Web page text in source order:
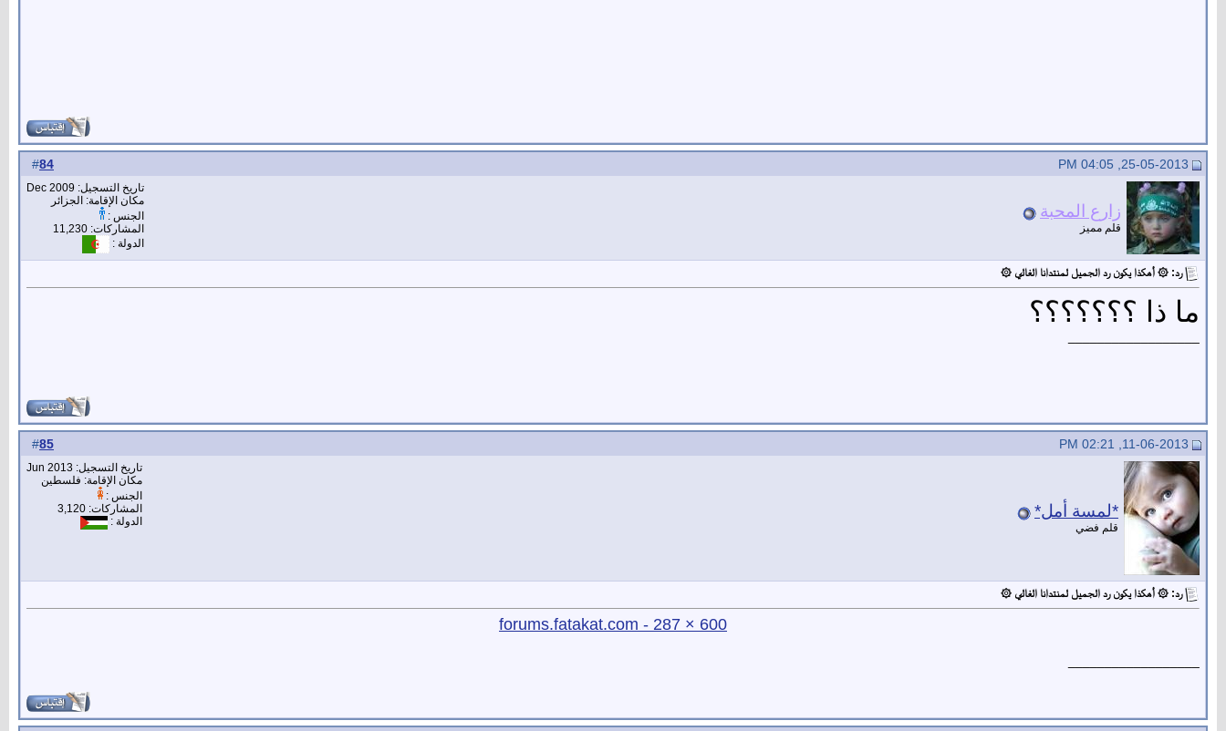
84
زارع المحبة
قلم مميز
تاريخ التسجيل: Dec 2009
مكان الإقامة: الجزائر
الجنس :
المشاركات: 11,230
الدولة :
رد: ۞ أهكذا يكون رد الجميل لمنتدانا الغالي ۞
ما ذا ؟؟؟؟؟؟؟
85
*لمسة أمل*
قلم فضي
تاريخ التسجيل: Jun 2013
مكان الإقامة: فلسطين
الجنس :
المشاركات: 3,120
الدولة :
رد: ۞ أهكذا يكون رد الجميل لمنتدانا الغالي ۞
600 × 287 - forums.fatakat.com